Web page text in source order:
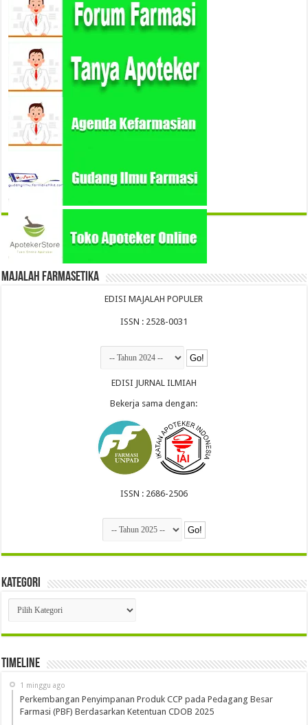
Majalah Farmasetika
EDISI MAJALAH POPULER
ISSN : 2528-0031
EDISI JURNAL ILMIAH
Bekerja sama dengan:
ISSN : 2686-2506
Kategori
Kategori
Timeline
1 minggu ago
Perkembangan Penyimpanan Produk CCP pada Pedagang Besar
Farmasi (PBF) Berdasarkan Ketentuan CDOB 2025